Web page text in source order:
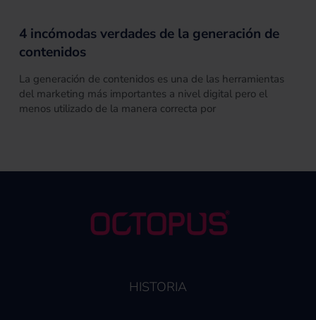
4 incómodas verdades de la generación de
contenidos
La generación de contenidos es una de las herramientas
del marketing más importantes a nivel digital pero el
menos utilizado de la manera correcta por
HISTORIA